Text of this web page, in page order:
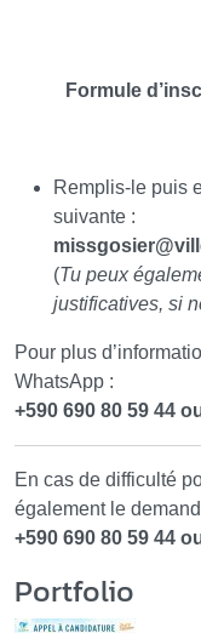
Formule
Remplis-le puis
suivante :
missgosier@
(Tu peux
justificatives, si
Pour plus
WhatsApp :
+590 690 80 59 44
En cas de difficulté
également le
+590 690 80 59 44
Portfolio